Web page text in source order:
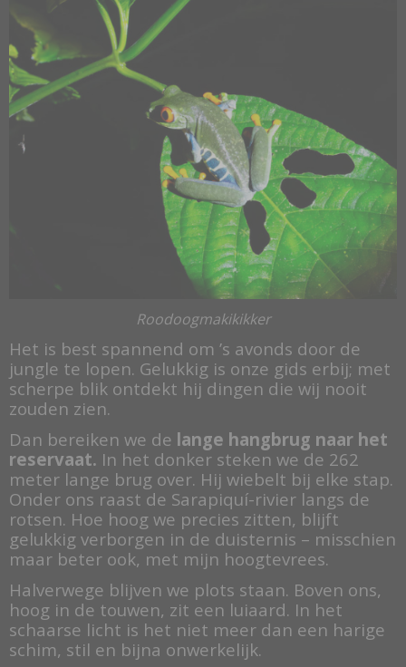
Roodoogmakikikker
Het is best spannend om ’s avonds door de
jungle te lopen. Gelukkig is onze gids erbij; met
scherpe blik ontdekt hij dingen die wij nooit
zouden zien.
Dan bereiken we de lange hangbrug naar het
reservaat. In het donker steken we de 262
meter lange brug over. Hij wiebelt bij elke stap.
Onder ons raast de Sarapiquí-rivier langs de
rotsen. Hoe hoog we precies zitten, blijft
gelukkig verborgen in de duisternis – misschien
maar beter ook, met mijn hoogtevrees.
Halverwege blijven we plots staan. Boven ons,
hoog in de touwen, zit een luiaard. In het
schaarse licht is het niet meer dan een harige
schim, stil en bijna onwerkelijk.